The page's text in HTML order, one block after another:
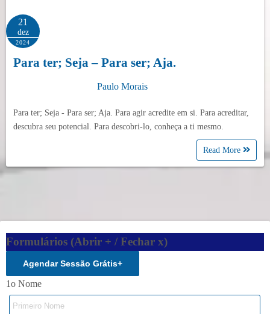
21
dez
2024
Para ter; Seja – Para ser; Aja.
Paulo Morais
Para ter; Seja - Para ser; Aja. Para agir acredite em si. Para acreditar,
descubra seu potencial. Para descobri-lo, conheça a ti mesmo.
Read More
Formulários (Abrir + / Fechar x)
Agendar Sessão Grátis+
1o Nome